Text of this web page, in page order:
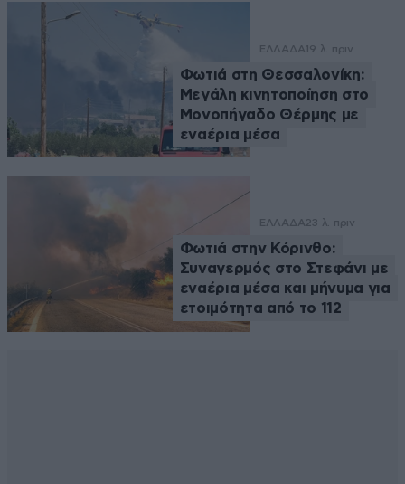
ΕΛΛΑΔΑ 19 λ. πριν
Φωτιά στη Θεσσαλονίκη:
Μεγάλη κινητοποίηση στο
Μονοπήγαδο Θέρμης με
εναέρια μέσα
ΕΛΛΑΔΑ23 λ. πριν
Φωτιά στην Κόρινθο:
Συναγερμός στο Στεφάνι με
εναέρια μέσα και μήνυμα για
ετοιμότητα από το 112